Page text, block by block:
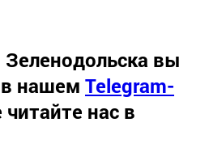
Зеленодольска вы
нашем Telegram-
нас в